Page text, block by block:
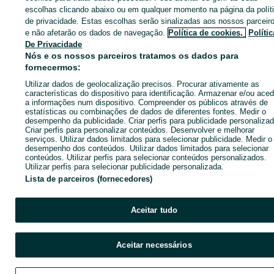
Entra na tua conta OLX ou cria uma nova para contactares
anunciante
Entrar ou criar conta
Enviar mensagem
escolhas clicando abaixo ou em qualquer momento na página da
de privacidade. Estas escolhas serão sinalizadas aos nossos
e não afetarão os dados de navegação. Política de cookies,
De Privacidade
Nós e os nossos parceiros tratamos os dados para
fornecermos:
Utilizar dados de geolocalização precisos. Procurar ativamente as
características do dispositivo para identificação. Armazenar e/ou
a informações num dispositivo. Compreender os públicos através de
estatísticas ou combinações de dados de diferentes fontes. Medir o
desempenho da publicidade. Criar perfis para publicidade
Criar perfis para personalizar conteúdos. Desenvolver e melhorar
serviços. Utilizar dados limitados para selecionar publicidade. Medir o
desempenho dos conteúdos. Utilizar dados limitados para selecionar
conteúdos. Utilizar perfis para selecionar conteúdos personalizados.
Utilizar perfis para selecionar publicidade personalizada.
Lista de parceiros (fornecedores)
Aceitar tudo
Aceitar necessários